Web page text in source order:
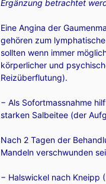
Ergänzung betrachtet
Eine Angina der
gehören zum
sollten wenn immer
körperlicher und
Reizüberflutung).
− Als Sofortmassnahme
starken Salbeitee (der
Nach 2 Tagen der
Mandeln verschwunden
− Halswickel nach Kneipp